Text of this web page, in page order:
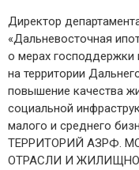
Директор
«Дальневосточная
о мерах господдержки
на территории
повышение качества
социальной
малого и среднего
ТЕРРИТОРИЙ АЗРФ.
ОТРАСЛИ И